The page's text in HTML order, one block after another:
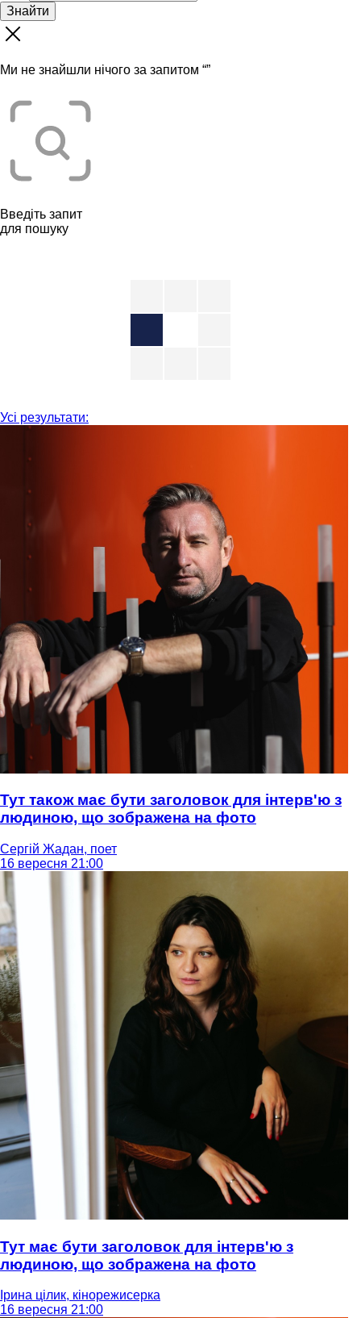
Знайти
Ми не знайшли нічого за запитом “”
Введіть запит
для пошуку
Усі результати:
Тут також має бути заголовок для інтерв'ю з
людиною, що зображена на фото
Сергій Жадан, поет
16 вересня 21:00
Тут має бути заголовок для інтерв'ю з
людиною, що зображена на фото
Ірина цілик, кінорежисерка
16 вересня 21:00